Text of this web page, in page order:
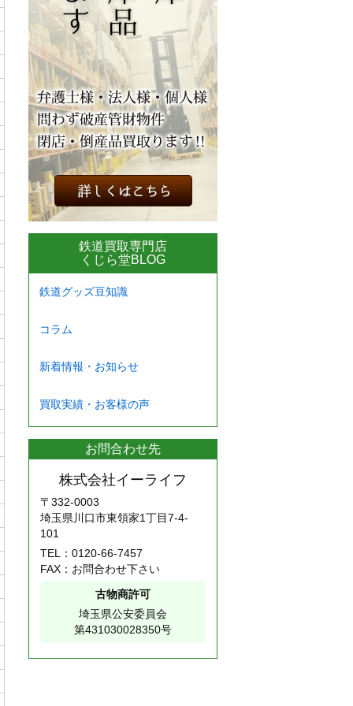
鉄道買取専門店
くじら堂BLOG
鉄道グッズ豆知識
コラム
新着情報・お知らせ
買取実績・お客様の声
お問合わせ先
株式会社イーライフ
〒332-0003
埼玉県川口市東領家1丁目7-4-
101
TEL： 0120-66-7457
FAX：お問合わせ下さい
古物商許可
埼玉県公安委員会
第431030028350号